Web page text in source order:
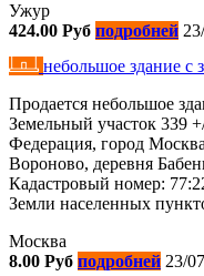
Ужур
424.00 Руб подробней
небольшое здание с
Продается небольшое
Земельный участок 339
Федерация, город
Вороново, деревня
Кадастровый номер:
Земли населенных
Москва
8.00 Руб подробней 23/